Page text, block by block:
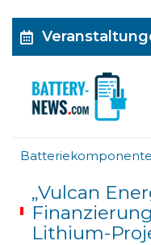
„Vulcan
Lithium-